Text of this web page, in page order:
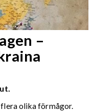
–
olika förmågor.